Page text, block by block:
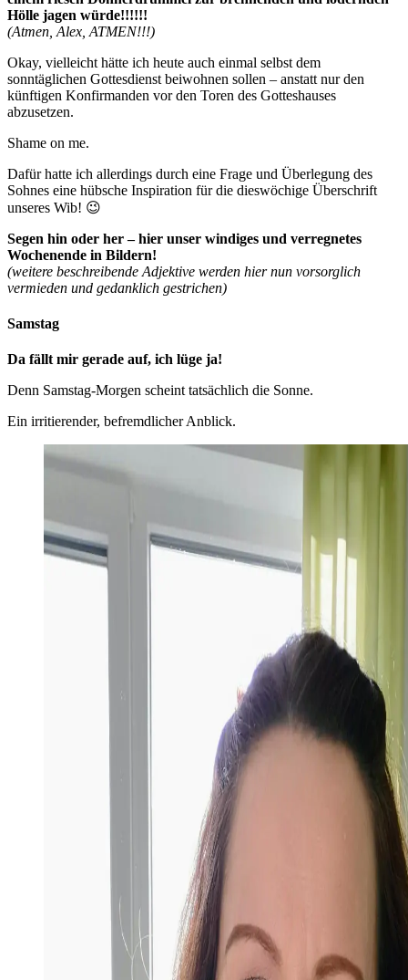
Hölle jagen würde!!!!!!
(Atmen, Alex, ATMEN!!!)
Okay, vielleicht hätte ich heute auch einmal selbst dem
sonntäglichen Gottesdienst beiwohnen sollen – anstatt nur den
künftigen Konfirmanden vor den Toren des Gotteshauses
abzusetzen.
Shame on me.
Dafür hatte ich allerdings durch eine Frage und Überlegung des
Sohnes eine hübsche Inspiration für die dieswöchige Überschrift
unseres Wib! 😉
Segen hin oder her – hier unser windiges und verregnetes
Wochenende in Bildern!
(weitere beschreibende Adjektive werden hier nun vorsorglich
vermieden und gedanklich gestrichen)
Samstag
Da fällt mir gerade auf, ich lüge ja!
Denn Samstag-Morgen scheint tatsächlich die Sonne.
Ein irritierender, befremdlicher Anblick.